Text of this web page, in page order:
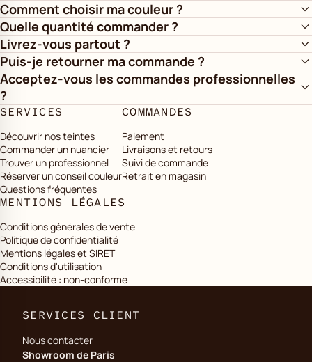
Comment choisir ma couleur ?
Quelle quantité commander ?
Livrez-vous partout ?
Puis-je retourner ma commande ?
Acceptez-vous les commandes professionnelles
?
SERVICES
Découvrir nos teintes
Commander un nuancier
Trouver un professionnel
Réserver un conseil couleur
Questions fréquentes
COMMANDES
Paiement
Livraisons et retours
Suivi de commande
Retrait en magasin
MENTIONS LÉGALES
Conditions générales de vente
Politique de confidentialité
Mentions légales et SIRET
Conditions d'utilisation
Accessibilité : non-conforme
SERVICES CLIENT
Nous contacter
Showroom de Paris